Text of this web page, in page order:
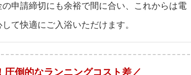
申請締切にも余裕で間に合い、これからは電
て快適にご入浴いただけます。
倒的なランニングコスト差／